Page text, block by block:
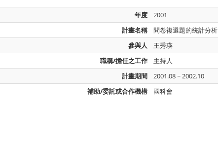
年度
2001
計畫名稱
問卷複選題的統計分析
參與人
王秀瑛
職稱/擔任之工作
主持人
計畫期間
2001.08 ~ 2002.10
補助/委託或合作機構
國科會